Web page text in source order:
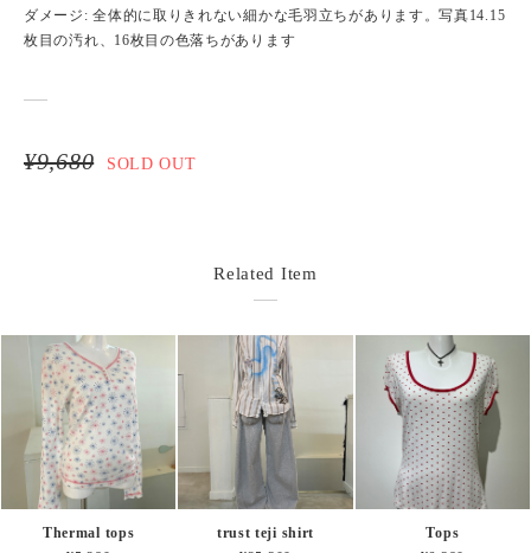
ダメージ: 全体的に取りきれない細かな毛羽立ちがあります。写真14.15
枚目の汚れ、16枚目の色落ちがあります
¥9,680 SOLD OUT
Related Item
Thermal tops
trust teji shirt
Tops